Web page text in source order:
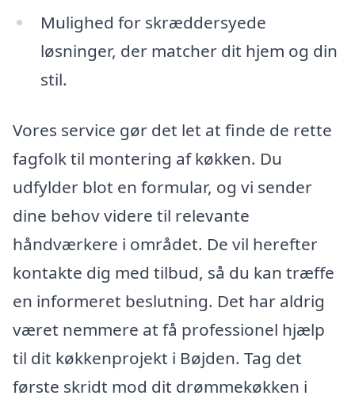
Mulighed for skræddersyede
løsninger, der matcher dit hjem og din
stil.
Vores service gør det let at finde de rette
fagfolk til montering af køkken. Du
udfylder blot en formular, og vi sender
dine behov videre til relevante
håndværkere i området. De vil herefter
kontakte dig med tilbud, så du kan træffe
en informeret beslutning. Det har aldrig
været nemmere at få professionel hjælp
til dit køkkenprojekt i Bøjden. Tag det
første skridt mod dit drømmekøkken i